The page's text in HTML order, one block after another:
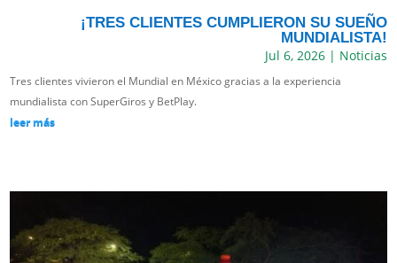
¡TRES CLIENTES CUMPLIERON SU SUEÑO
MUNDIALISTA!
Jul 6, 2026| Noticias
Tres clientes vivieron el Mundial en México gracias a la experiencia
mundialista con SuperGiros y BetPlay.
leer más